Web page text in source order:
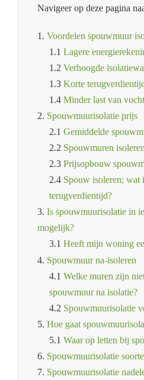
Navigeer op deze pagina
1. Voordelen spouwmuur
1.1 Lagere
1.2 Verhoogde
1.3 Korte
1.4 Minder last van
2. Spouwmuurisolatie prijs
2.1 Gemiddelde
2.2 Spouwmuren
2.3 Prijsopbouw
2.4 Spouw isoleren; wat
terugverdientijd?
3. Is spouwmuurisolatie in
mogelijk?
3.1 Heeft mijn woning
4. Spouwmuur na-isoleren
4.1 Welke muren zijn
spouwmuur na isolatie?
4.2 Spouwmuurisolatie
5. Hoe gaat
5.1 Waar op letten bij
6. Spouwmuurisolatie
7. Spouwmuurisolatie